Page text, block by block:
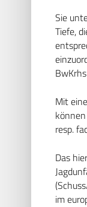
Sie
Tiefe,
Mit
resp.
Das
im